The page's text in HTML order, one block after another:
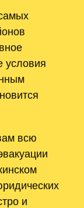
условия
всю
и